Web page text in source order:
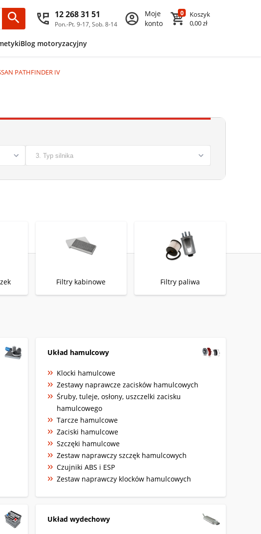
12 268 31 51
Pon.-Pt. 9-17, Sob. 8-14
Moje
konto
0
Koszyk
0,00 zł
Blog motoryzacyjny
PATHFINDER IV
Filtry kabinowe Filtry paliwa
Układ hamulcowy
Klocki hamulcowe
Zestawy naprawcze zacisków hamulcowych
Śruby, tuleje, osłony, uszczelki zacisku
hamulcowego
Tarcze hamulcowe
Zaciski hamulcowe
Szczęki hamulcowe
Zestaw naprawczy szczęk hamulcowych
Czujniki ABS i ESP
Zestaw naprawczy klocków hamulcowych
Układ wydechowy